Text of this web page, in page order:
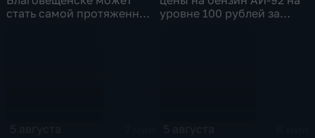
стать самой протяженной
уровне 100 рублей за